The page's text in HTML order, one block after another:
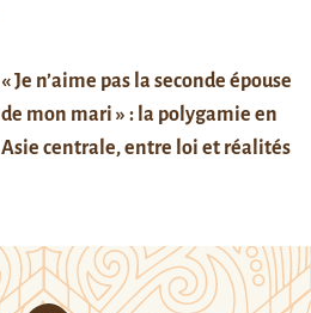
« Je n’aime pas la seconde épouse
de mon mari » : la polygamie en
Asie centrale, entre loi et réalités